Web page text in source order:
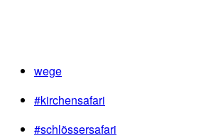
wege
#kirchensafari
#schlössersafari